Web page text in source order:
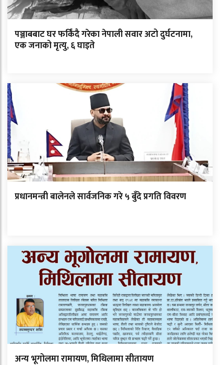
पञ्जाबबाट घर फर्किंदै गरेका नेपाली सवार अटो दुर्घटनामा,
एक जनाको मृत्यु, ६ घाइते
प्रधानमन्त्री बालेनले सार्वजनिक गरे ५ बुँदे प्रगति विवरण
अन्य भूगोलमा रामायण, मिथिलामा सीतायण